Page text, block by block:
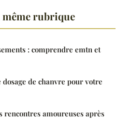
rubrique
: comprendre emtn et
de chanvre pour votre
rencontres amoureuses après